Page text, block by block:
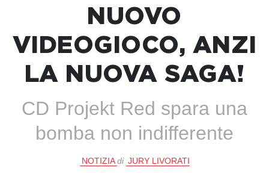
NUOVO
VIDEOGIOCO, ANZI
LA NUOVA SAGA!
CD Projekt Red spara una
bomba non indifferente
NOTIZIA di JURY LIVORATI